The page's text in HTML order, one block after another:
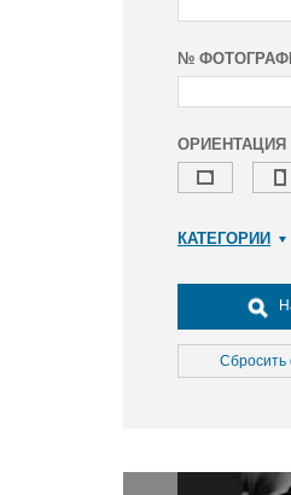
№
ОРИЕНТАЦИЯ
КАТЕГОРИИ
Досуг,
Культура
Медицина
Сбросить